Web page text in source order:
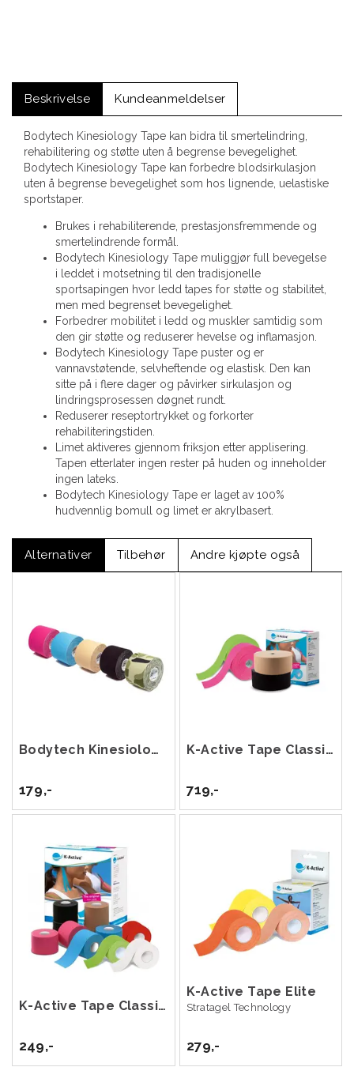
Beskrivelse Kundeanmeldelser
Bodytech Kinesiology Tape kan bidra til smertelindring,
rehabilitering og støtte uten å begrense bevegelighet.
Bodytech Kinesiology Tape kan forbedre blodsirkulasjon
uten å begrense bevegelighet som hos lignende, uelastiske
sportstaper.
Brukes i rehabiliterende, prestasjonsfremmende og
smertelindrende formål.
Bodytech Kinesiology Tape muliggjør full bevegelse
i leddet i motsetning til den tradisjonelle
sportsapingen hvor ledd tapes for støtte og stabilitet,
men med begrenset bevegelighet.
Forbedrer mobilitet i ledd og muskler samtidig som
den gir støtte og reduserer hevelse og inflamasjon.
Bodytech Kinesiology Tape puster og er
vannavstøtende, selvheftende og elastisk. Den kan
sitte på i flere dager og påvirker sirkulasjon og
lindringsprosessen døgnet rundt.
Reduserer reseptortrykket og forkorter
rehabiliteringstiden.
Limet aktiveres gjennom friksjon etter applisering.
Tapen etterlater ingen rester på huden og inneholder
ingen lateks.
Bodytech Kinesiology Tape er laget av 100%
hudvennlig bomull og limet er akrylbasert.
Alternativer Tilbehør Andre kjøpte også
Bodytech Kinesiology Tape 5cm x 5m
179,-
K-Active Tape Classic 5 cm x 17 m
719,-
K-Active Tape Classic 5 cm x 5 m
249,-
K-Active Tape Elite
Stratagel Technology
279,-